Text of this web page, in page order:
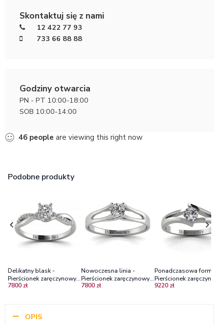
Skontaktuj się z nami
12 422 77 93
733 66 88 88
Godziny otwarcia
PN - PT 10:00-18:00
SOB 10:00-14:00
46 people are viewing this right now
Podobne produkty
Delikatny blask -
Pierścionek zaręczynowy z
białego złota z
7800 zł
Nowoczesna linia -
Pierścionek zaręczynowy z
białego złota z brylantem
7800 zł
Ponadczasowa forma -
Pierścionek
białego złota z
9220 zł
OPIS